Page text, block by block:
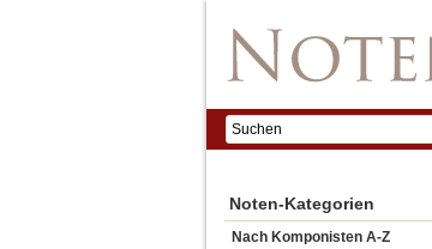
Noten-Kategorien
Nach Komponisten A-Z